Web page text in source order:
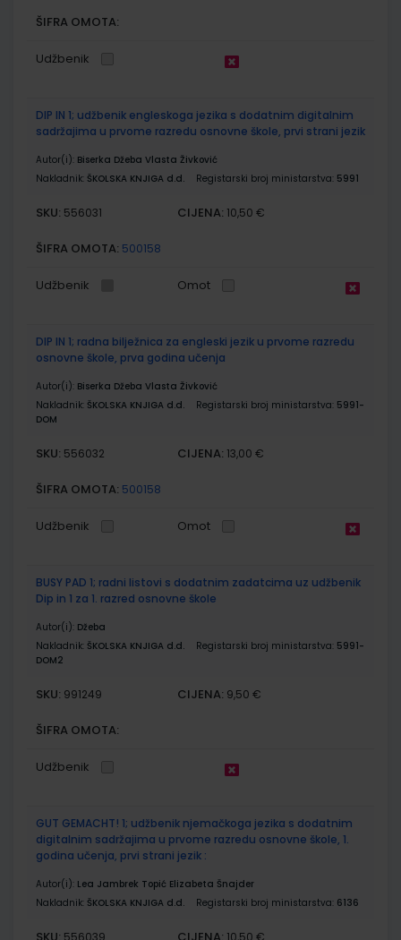
ŠIFRA OMOTA:
Udžbenik
DIP IN 1; udžbenik engleskoga jezika s dodatnim digitalnim
sadržajima u prvome razredu osnovne škole, prvi strani jezik
Autor(i): Biserka Džeba Vlasta Živković
Nakladnik: ŠKOLSKA KNJIGA d.d. Registarski broj ministarstva: 5991
SKU: 556031 CIJENA: 10,50 €
ŠIFRA OMOTA: 500158
Udžbenik Omot
DIP IN 1; radna bilježnica za engleski jezik u prvome razredu
osnovne škole, prva godina učenja
Autor(i): Biserka Džeba Vlasta Živković
Nakladnik: ŠKOLSKA KNJIGA d.d. Registarski broj ministarstva: 5991-
DOM
SKU: 556032 CIJENA: 13,00 €
ŠIFRA OMOTA: 500158
Udžbenik Omot
BUSY PAD 1; radni listovi s dodatnim zadatcima uz udžbenik
Dip in 1 za 1. razred osnovne škole
Autor(i): Džeba
Nakladnik: ŠKOLSKA KNJIGA d.d. Registarski broj ministarstva: 5991-
DOM2
SKU: 991249 CIJENA: 9,50 €
ŠIFRA OMOTA:
Udžbenik
GUT GEMACHT! 1; udžbenik njemačkoga jezika s dodatnim
digitalnim sadržajima u prvome razredu osnovne škole, 1.
godina učenja, prvi strani jezik :
Autor(i): Lea Jambrek Topić Elizabeta Šnajder
Nakladnik: ŠKOLSKA KNJIGA d.d. Registarski broj ministarstva: 6136
556039 10,50 €